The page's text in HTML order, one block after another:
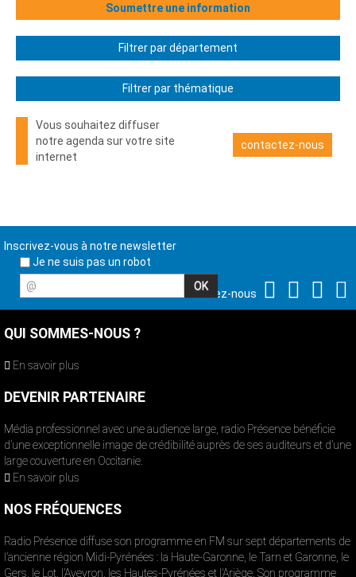
Soumettre une information
Filtrer par département
Filtrer par thématique
Vous souhaitez diffuser
notre agenda sur votre site
internet
contactez-nous
Inscrivez-vous à notre newsletter
Je ne suis pas un robot
@
Suivez-nous
QUI SOMMES-NOUS ?
En savoir plus
DEVENIR PARTENAIRE
Média professionnel avec une audience large, radio Présence bénéficie
d’une exceptionnelle image de crédibilité auprès de ses auditeurs et d’une
large couverture en Occitanie.
En savoir plus
NOS FRÉQUENCES
Radio Présence diffuse son programme en FM sur sept départements de
l’ancienne région Midi-Pyrénées : la Haute-Garonne, le Tarn et Garonne, le
Gers, le Lot, l’Aveyron, les Hautes-Pyrénées et l’Ariège. Son programme